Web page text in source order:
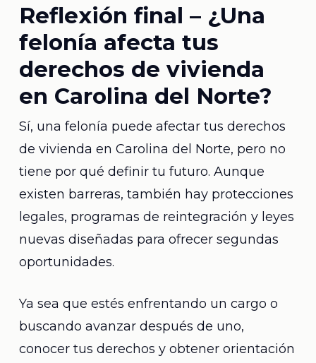
Reflexión final – ¿Una
felonía afecta tus
derechos de vivienda
en Carolina del Norte?
Sí, una felonía puede afectar tus derechos
de vivienda en Carolina del Norte, pero no
tiene por qué definir tu futuro. Aunque
existen barreras, también hay protecciones
legales, programas de reintegración y leyes
nuevas diseñadas para ofrecer segundas
oportunidades.
Ya sea que estés enfrentando un cargo o
buscando avanzar después de uno,
conocer tus derechos y obtener orientación